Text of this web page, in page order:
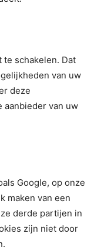
te schakelen. Dat
van uw
deze
aanbieder van uw
Google, op onze
maken van een
derde partijen in
zijn niet door